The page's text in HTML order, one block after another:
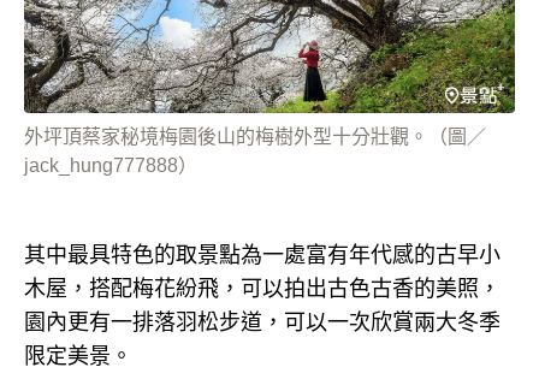
外坪頂蔡家秘境梅園後山的梅樹外型十分壯觀。（圖／
jack_hung777888）
其中最具特色的取景點為一處富有年代感的古早小
木屋，搭配梅花紛飛，可以拍出古色古香的美照，
園內更有一排落羽松步道，可以一次欣賞兩大冬季
限定美景。